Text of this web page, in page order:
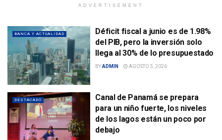
ADVERTISEMENT
BANCA Y ACTUALIDAD
Déficit fiscal a junio es de 1.98%
del PIB, pero la inversión solo
llega al 30% de lo presupuestado
BYADMIN AGOSTO 5, 2026
DESTACADO
Canal de Panamá se prepara
para un niño fuerte, los niveles
de los lagos están un poco por
debajo